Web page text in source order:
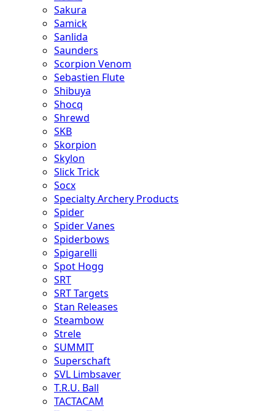
Sakura
Samick
Sanlida
Saunders
Scorpion Venom
Sebastien Flute
Shibuya
Shocq
Shrewd
SKB
Skorpion
Skylon
Slick Trick
Socx
Specialty Archery Products
Spider
Spider Vanes
Spiderbows
Spigarelli
Spot Hogg
SRT
SRT Targets
Stan Releases
Steambow
Strele
SUMMIT
Superschaft
SVL Limbsaver
T.R.U. Ball
TACTACAM